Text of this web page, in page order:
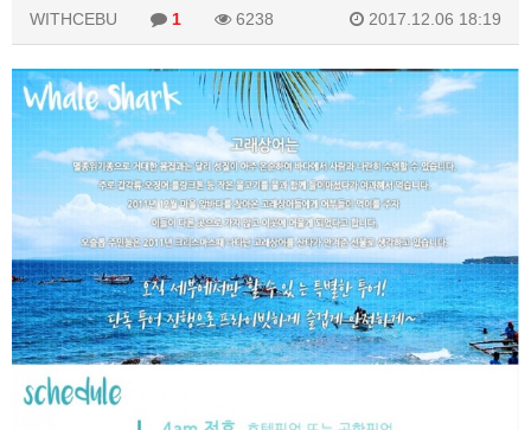
WITHCEBU 1 6238 2017.12.06 18:19